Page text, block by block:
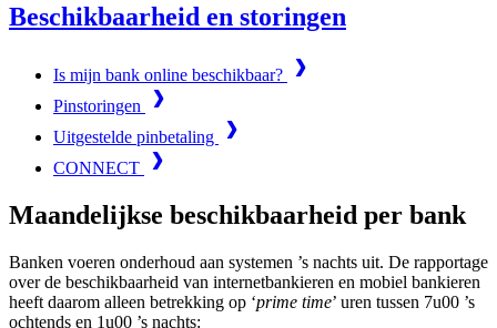
Beschikbaarheid en storingen
Is mijn bank online beschikbaar?
Pinstoringen
Uitgestelde pinbetaling
CONNECT
Maandelijkse beschikbaarheid per bank
Banken voeren onderhoud aan systemen ’s nachts uit. De rapportage
over de beschikbaarheid van internetbankieren en mobiel bankieren
heeft daarom alleen betrekking op ‘prime time’ uren tussen 7u00 ’s
ochtends en 1u00 ’s nachts: